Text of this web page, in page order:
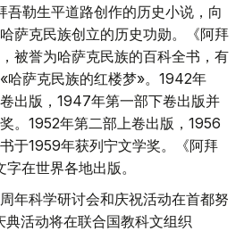
吾勒生平道路创作的历史小说，向
萨克民族创立的历史功勋。《阿拜
被誉为哈萨克民族的百科全书，有
哈萨克民族的红楼梦»。1942年
出版，1947年第一部下卷出版并
。1952年第二部上卷出版，1956
于1959年获列宁文学奖。《阿拜
在世界各地出版。
年科学研讨会和庆祝活动在首都努
活动将在联合国教科文组织